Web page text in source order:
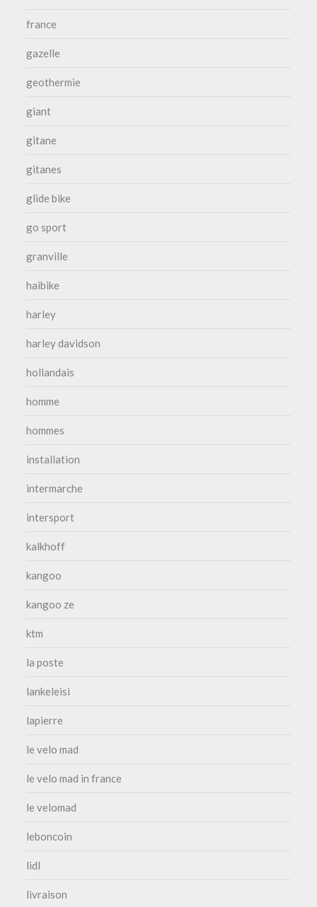
france
gazelle
geothermie
giant
gitane
gitanes
glide bike
go sport
granville
haibike
harley
harley davidson
hollandais
homme
hommes
installation
intermarche
intersport
kalkhoff
kangoo
kangoo ze
ktm
la poste
lankeleisi
lapierre
le velo mad
le velo mad in france
le velomad
leboncoin
lidl
livraison